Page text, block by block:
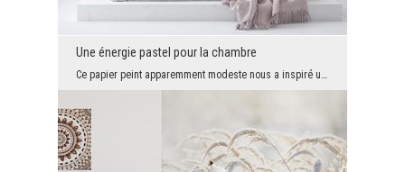
Une énergie pastel pour la chambre
Ce papier peint apparemment modeste nous a inspiré un arrangement à la mode, mais aussi très agré...